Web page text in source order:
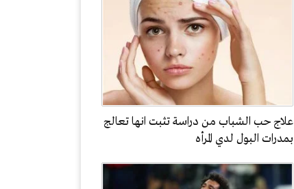
علاج حب الشباب من دراسة تثبت انها تعالج
بمدرات البول لدي المرأه